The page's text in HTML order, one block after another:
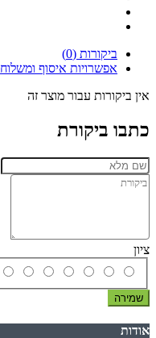
ביקורות (0)
אפשרויות איסוף ומשלוח
אין ביקורות עבור מוצר זה
כתבו ביקורת
ציון
שמירה
אודות